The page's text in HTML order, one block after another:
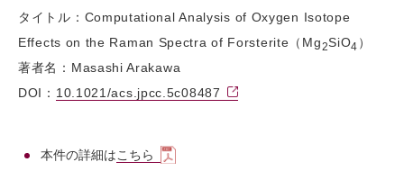
タイトル：Computational Analysis of Oxygen Isotope
Effects on the Raman Spectra of Forsterite（Mg2SiO4 ）
著者名：Masashi Arakawa
DOI： 10.1021/acs.jpcc.5c08487
本件の詳細はこちら